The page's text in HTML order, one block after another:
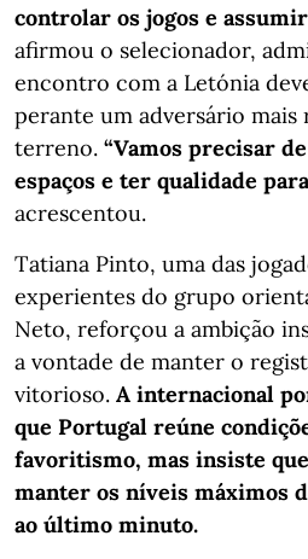
controlar os jogos e
afirmou o selecionador,
encontro com a Letónia
perante um adversário mais
terreno. “Vamos precisar
espaços e ter qualidade
acrescentou.
Tatiana Pinto, uma das
experientes do grupo
Neto, reforçou a ambição
a vontade de manter o
vitorioso. A internacional
que Portugal reúne
favoritismo, mas insiste
manter os níveis máximos
ao último minuto.